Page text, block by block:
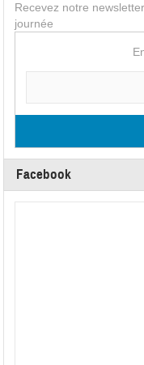
Recevez notre
journée
Facebook